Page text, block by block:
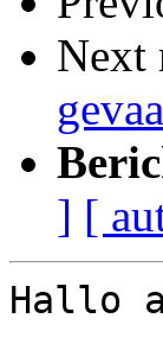
Next
] [
Hallo